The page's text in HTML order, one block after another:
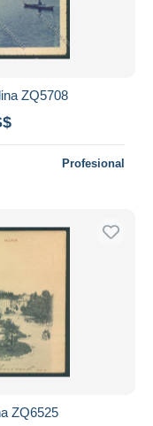
ZQ5708
Profesional
ZQ6525